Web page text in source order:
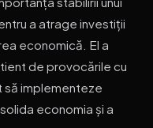
a atrage investiții
economică. El a
de provocările cu
să implementeze
economia și a